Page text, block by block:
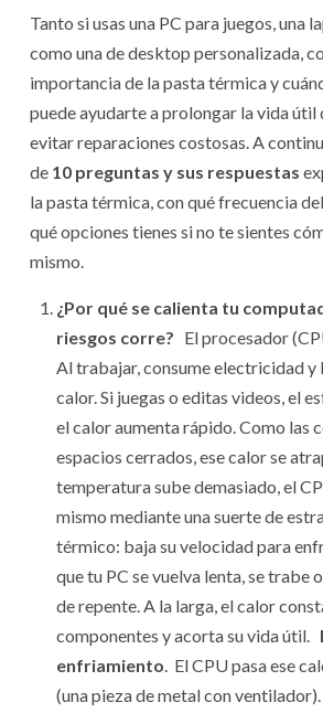
Tanto si usas una PC para juegos, una
como una de desktop personalizada,
importancia de la pasta térmica y
puede ayudarte a prolongar la vida útil
evitar reparaciones costosas. A
de 10 preguntas y sus respuestas
la pasta térmica, con qué frecuencia
qué opciones tienes si no te sientes
mismo.
¿Por qué se calienta tu
riesgos corre? El procesador
Al trabajar, consume electricidad y
calor. Si juegas o editas videos, el
el calor aumenta rápido. Como las
espacios cerrados, ese calor se
temperatura sube demasiado, el
mismo mediante una suerte de
térmico: baja su velocidad para
que tu PC se vuelva lenta, se trabe
de repente. A la larga, el calor
componentes y acorta su vida útil.
enfriamiento. El CPU pasa ese
(una pieza de metal con